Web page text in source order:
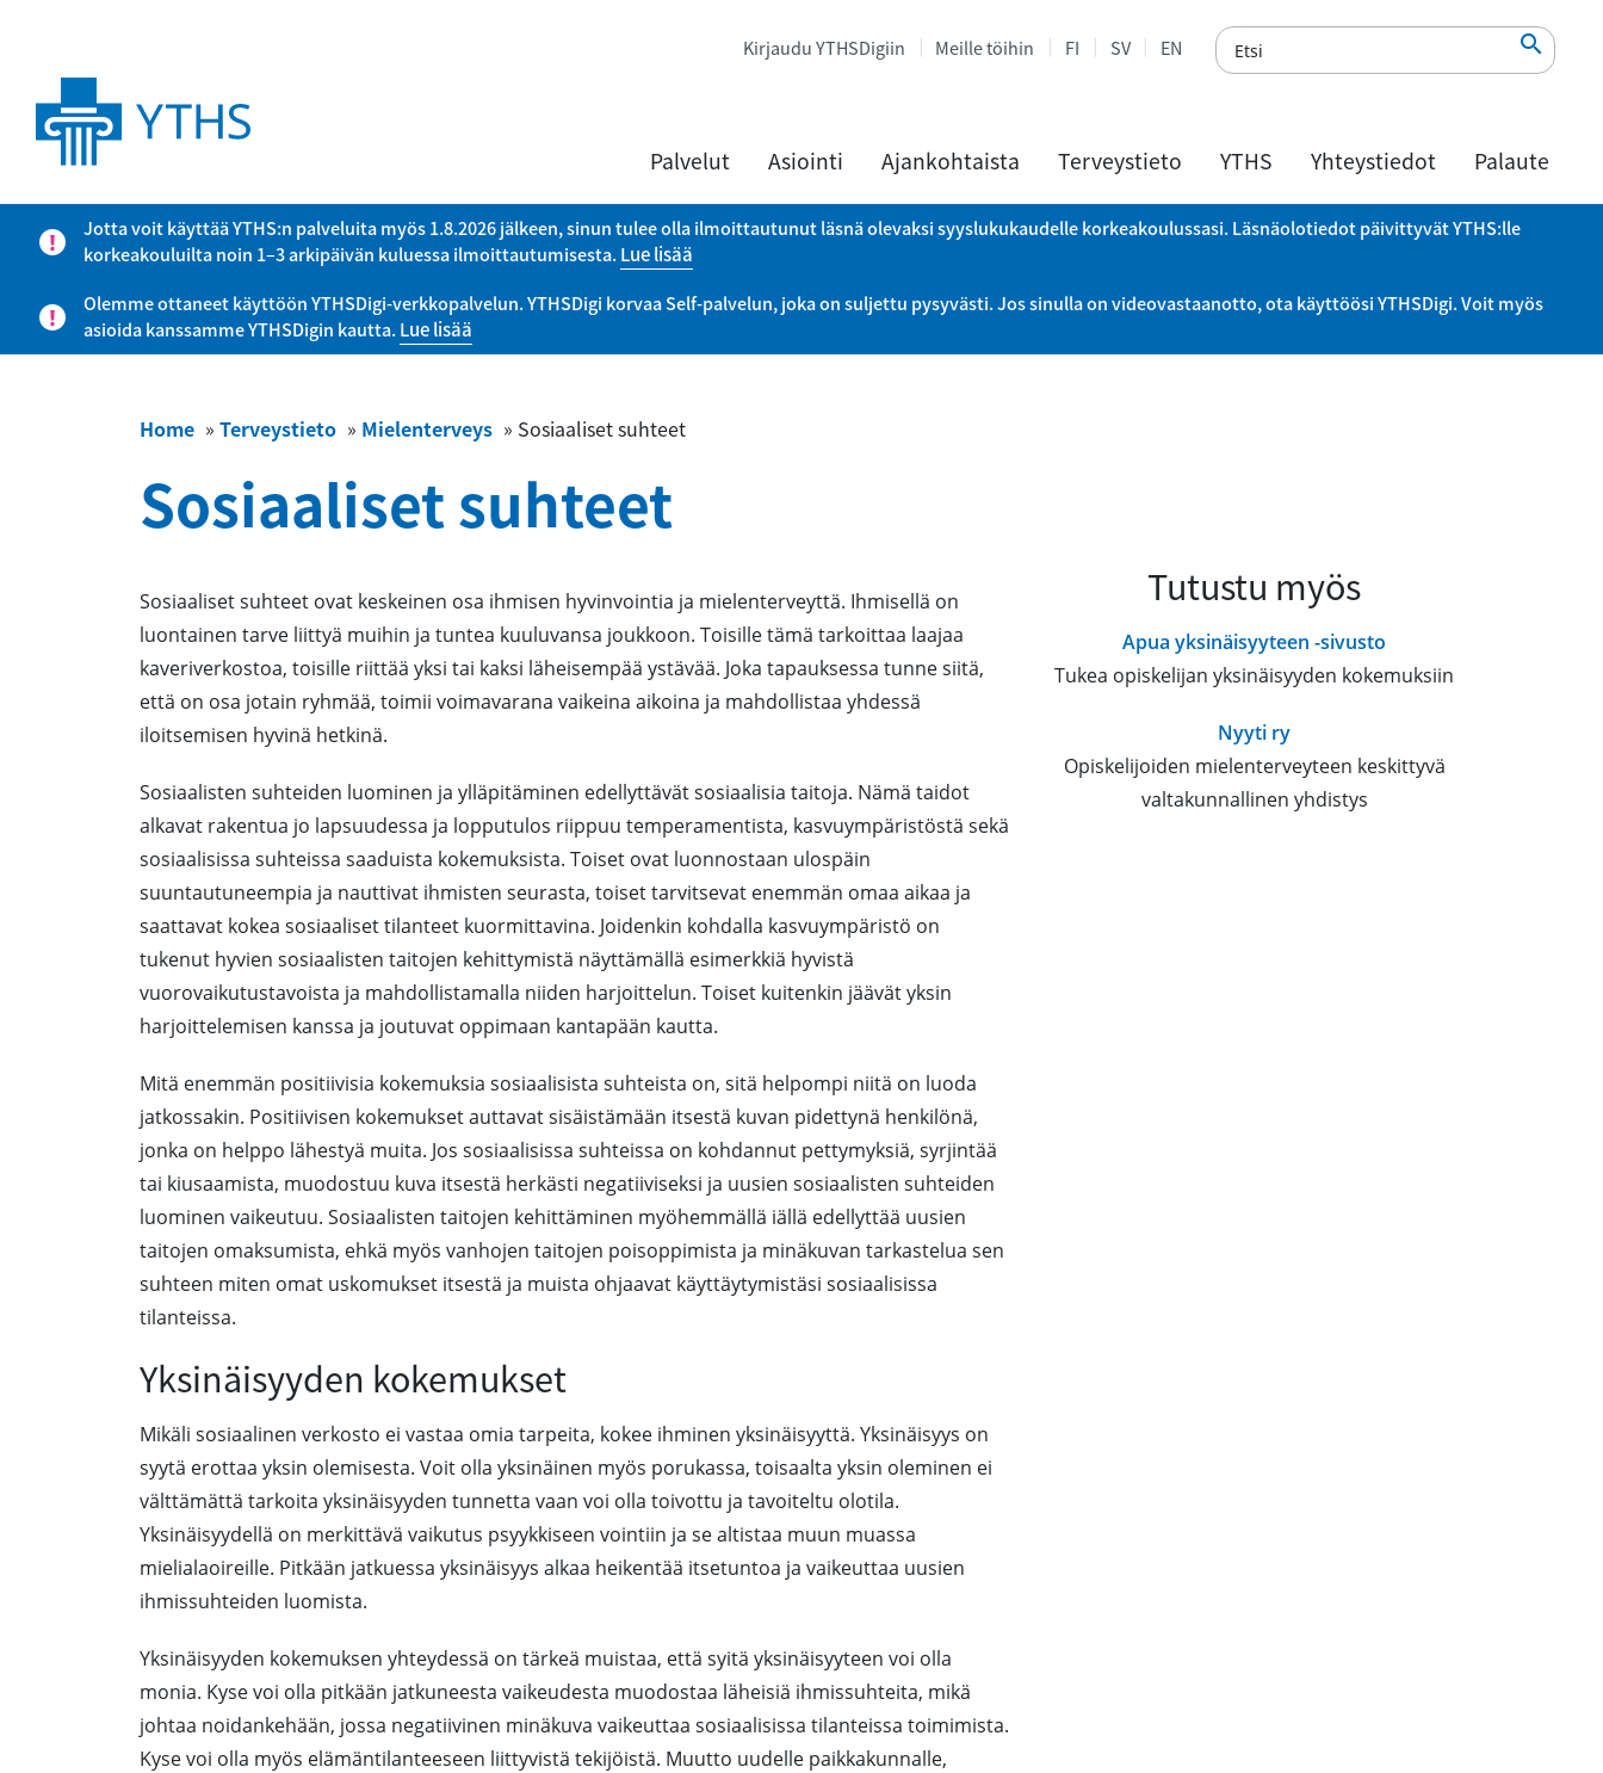
Kirjaudu YTHSDigiin Meille töihin FI SV EN 
Palvelut Asiointi Ajankohtaista Terveystieto YTHS Yhteystiedot Palaute
Jotta voit käyttää YTHS:n palveluita myös 1.8.2026 jälkeen, sinun tulee olla ilmoittautunut läsnä olevaksi syyslukukaudelle korkeakoulussasi. Läsnäolotiedot päivittyvät YTHS:lle
korkeakouluilta noin 1–3 arkipäivän kuluessa ilmoittautumisesta.Lue lisää
Olemme ottaneet käyttöön YTHSDigi-verkkopalvelun. YTHSDigi korvaa Self-palvelun, joka on suljettu pysyvästi. Jos sinulla on videovastaanotto, ota käyttöösi YTHSDigi. Voit myös
asioida kanssamme YTHSDigin kautta.Lue lisää
Home » Terveystieto » Mielenterveys » Sosiaaliset suhteet
Sosiaaliset suhteet
Sosiaaliset suhteet ovat keskeinen osa ihmisen hyvinvointia ja mielenterveyttä. Ihmisellä on
luontainen tarve liittyä muihin ja tuntea kuuluvansa joukkoon. Toisille tämä tarkoittaa laajaa
kaveriverkostoa, toisille riittää yksi tai kaksi läheisempää ystävää. Joka tapauksessa tunne siitä,
että on osa jotain ryhmää, toimii voimavarana vaikeina aikoina ja mahdollistaa yhdessä
iloitsemisen hyvinä hetkinä.
Sosiaalisten suhteiden luominen ja ylläpitäminen edellyttävät sosiaalisia taitoja. Nämä taidot
alkavat rakentua jo lapsuudessa ja lopputulos riippuu temperamentista, kasvuympäristöstä sekä
sosiaalisissa suhteissa saaduista kokemuksista. Toiset ovat luonnostaan ulospäin
suuntautuneempia ja nauttivat ihmisten seurasta, toiset tarvitsevat enemmän omaa aikaa ja
saattavat kokea sosiaaliset tilanteet kuormittavina. Joidenkin kohdalla kasvuympäristö on
tukenut hyvien sosiaalisten taitojen kehittymistä näyttämällä esimerkkiä hyvistä
vuorovaikutustavoista ja mahdollistamalla niiden harjoittelun. Toiset kuitenkin jäävät yksin
harjoittelemisen kanssa ja joutuvat oppimaan kantapään kautta.
Mitä enemmän positiivisia kokemuksia sosiaalisista suhteista on, sitä helpompi niitä on luoda
jatkossakin. Positiivisen kokemukset auttavat sisäistämään itsestä kuvan pidettynä henkilönä,
jonka on helppo lähestyä muita. Jos sosiaalisissa suhteissa on kohdannut pettymyksiä, syrjintää
tai kiusaamista, muodostuu kuva itsestä herkästi negatiiviseksi ja uusien sosiaalisten suhteiden
luominen vaikeutuu. Sosiaalisten taitojen kehittäminen myöhemmällä iällä edellyttää uusien
taitojen omaksumista, ehkä myös vanhojen taitojen poisoppimista ja minäkuvan tarkastelua sen
suhteen miten omat uskomukset itsestä ja muista ohjaavat käyttäytymistäsi sosiaalisissa
tilanteissa.
Yksinäisyyden kokemukset
Mikäli sosiaalinen verkosto ei vastaa omia tarpeita, kokee ihminen yksinäisyyttä. Yksinäisyys on
syytä erottaa yksin olemisesta. Voit olla yksinäinen myös porukassa, toisaalta yksin oleminen ei
välttämättä tarkoita yksinäisyyden tunnetta vaan voi olla toivottu ja tavoiteltu olotila.
Yksinäisyydellä on merkittävä vaikutus psyykkiseen vointiin ja se altistaa muun muassa
mielialaoireille. Pitkään jatkuessa yksinäisyys alkaa heikentää itsetuntoa ja vaikeuttaa uusien
ihmissuhteiden luomista.
Yksinäisyyden kokemuksen yhteydessä on tärkeä muistaa, että syitä yksinäisyyteen voi olla
monia. Kyse voi olla pitkään jatkuneesta vaikeudesta muodostaa läheisiä ihmissuhteita, mikä
johtaa noidankehään, jossa negatiivinen minäkuva vaikeuttaa sosiaalisissa tilanteissa toimimista.
Kyse voi olla myös elämäntilanteeseen liittyvistä tekijöistä. Muutto uudelle paikkakunnalle,
Tutustu myös
Apua yksinäisyyteen -sivusto
Tukea opiskelijan yksinäisyyden kokemuksiin
Nyyti ry
Opiskelijoiden mielenterveyteen keskittyvä
valtakunnallinen yhdistys